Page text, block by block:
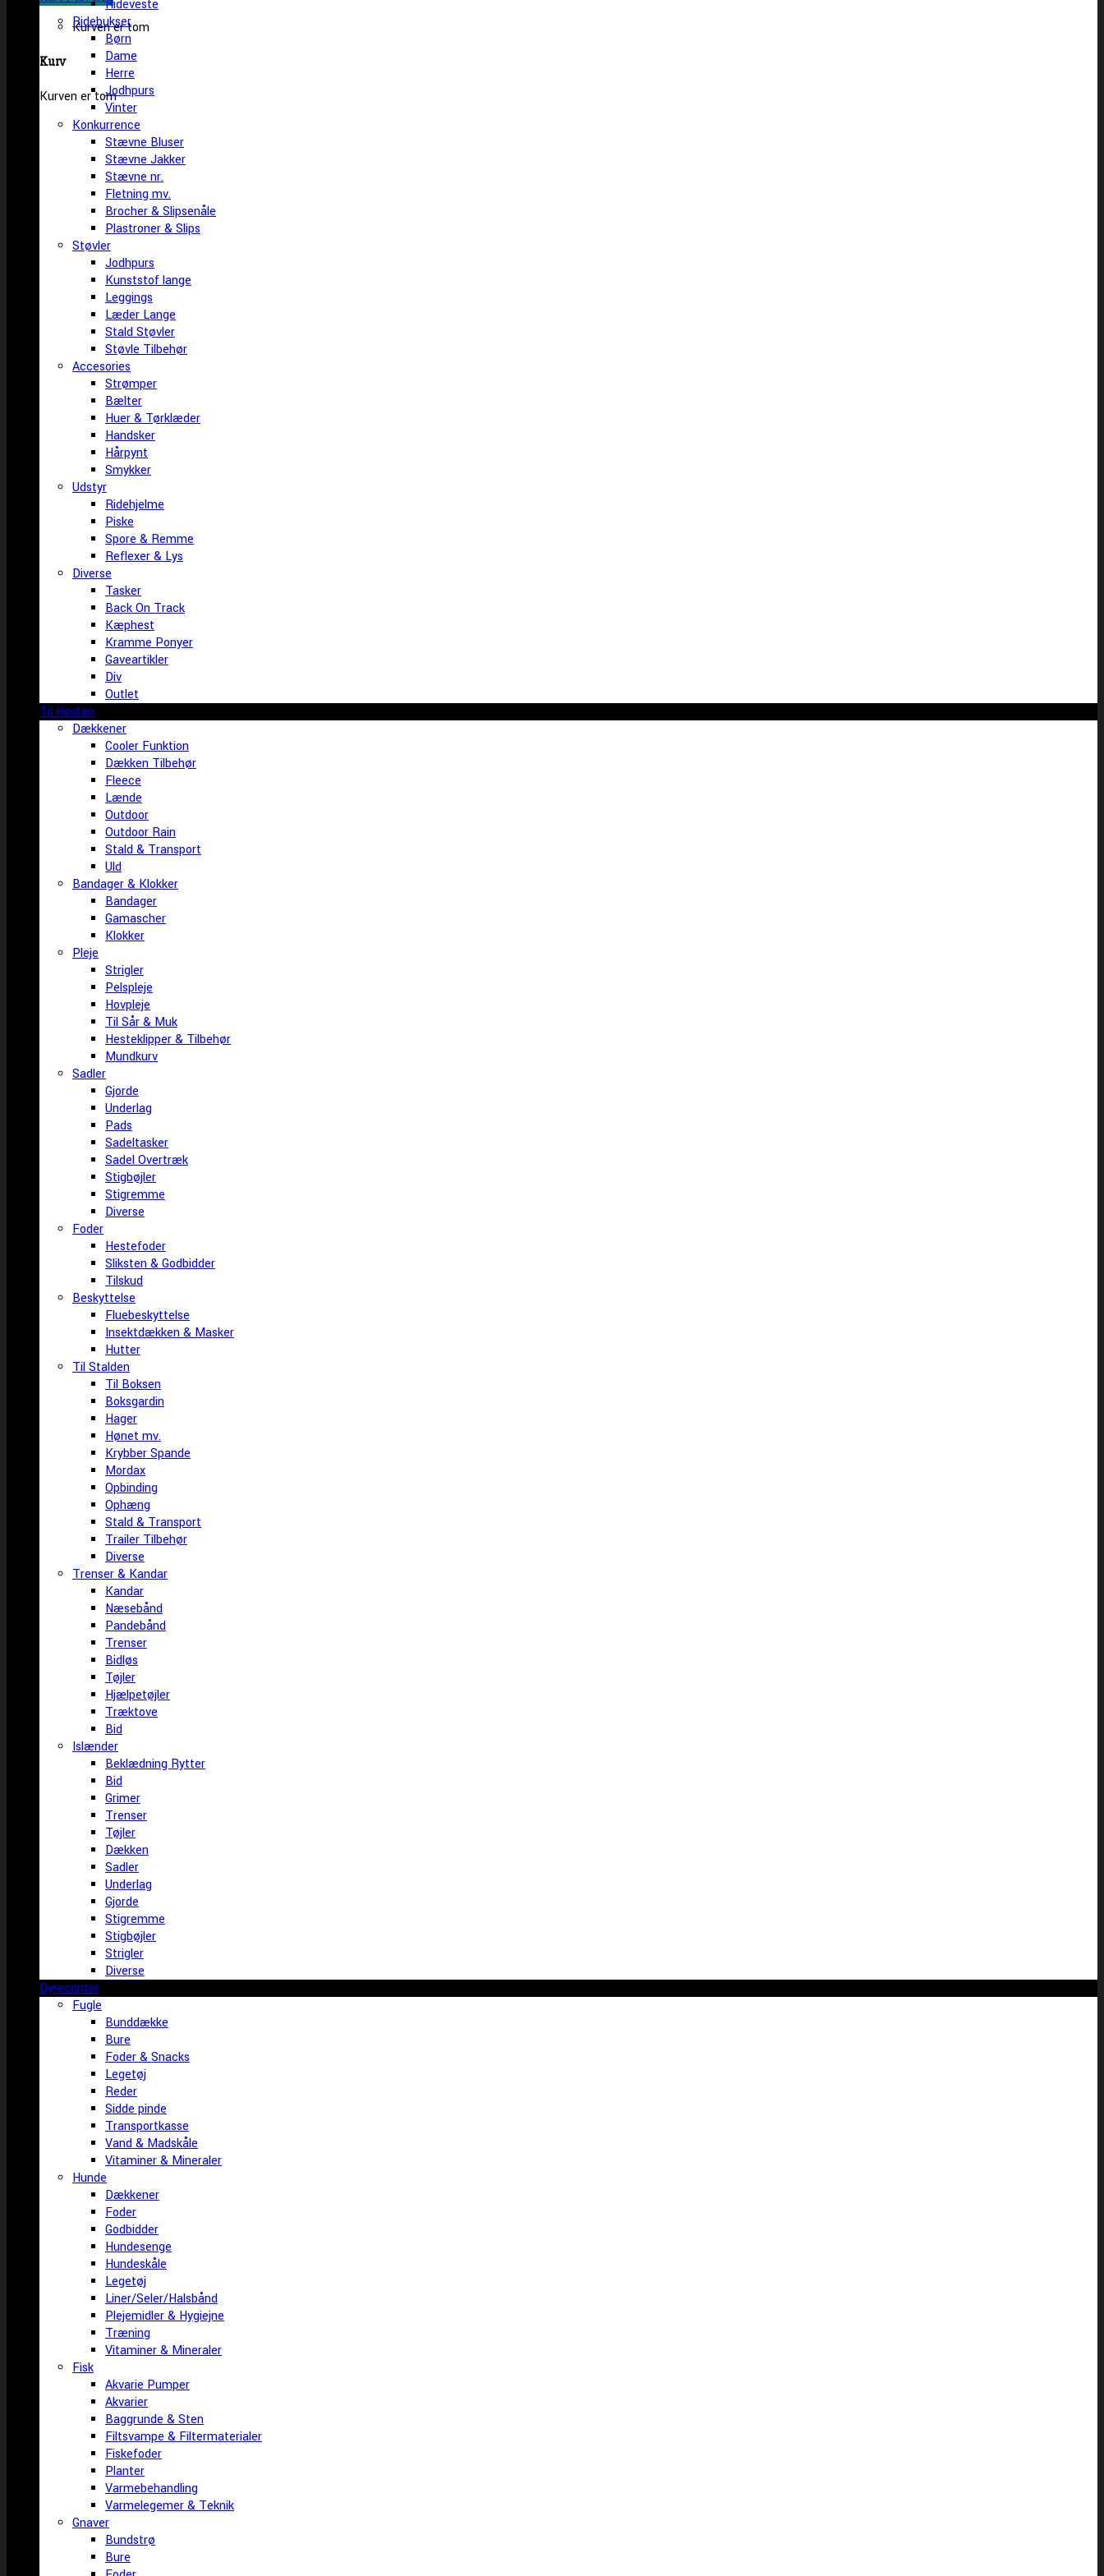
Kurven er tom
Kurv
Kurven er tom
Rideveste
Ridebukser
Børn
Dame
Herre
Jodhpurs
Vinter
Konkurrence
Stævne Bluser
Stævne Jakker
Stævne nr.
Fletning mv.
Brocher & Slipsenåle
Plastroner & Slips
Støvler
Jodhpurs
Kunststof lange
Leggings
Læder Lange
Stald Støvler
Støvle Tilbehør
Accesories
Strømper
Bælter
Huer & Tørklæder
Handsker
Hårpynt
Smykker
Udstyr
Ridehjelme
Piske
Spore & Remme
Reflexer & Lys
Diverse
Tasker
Back On Track
Kæphest
Kramme Ponyer
Gaveartikler
Div
Outlet
Til Hesten
Dækkener
Cooler Funktion
Dækken Tilbehør
Fleece
Lænde
Outdoor
Outdoor Rain
Stald & Transport
Uld
Bandager & Klokker
Bandager
Gamascher
Klokker
Pleje
Strigler
Pelspleje
Hovpleje
Til Sår & Muk
Hesteklipper & Tilbehør
Mundkurv
Sadler
Gjorde
Underlag
Pads
Sadeltasker
Sadel Overtræk
Stigbøjler
Stigremme
Diverse
Foder
Hestefoder
Sliksten & Godbidder
Tilskud
Beskyttelse
Fluebeskyttelse
Insektdækken & Masker
Hutter
Til Stalden
Til Boksen
Boksgardin
Hager
Hønet mv.
Krybber Spande
Mordax
Opbinding
Ophæng
Stald & Transport
Trailer Tilbehør
Diverse
Trenser & Kandar
Kandar
Næsebånd
Pandebånd
Trenser
Bidløs
Tøjler
Hjælpetøjler
Træktove
Bid
Islænder
Beklædning Rytter
Bid
Grimer
Trenser
Tøjler
Dækken
Sadler
Underlag
Gjorde
Stigremme
Stigbøjler
Strigler
Diverse
Dyrecenter
Fugle
Bunddække
Bure
Foder & Snacks
Legetøj
Reder
Sidde pinde
Transportkasse
Vand & Madskåle
Vitaminer & Mineraler
Hunde
Dækkener
Foder
Godbidder
Hundesenge
Hundeskåle
Legetøj
Liner/Seler/Halsbånd
Plejemidler & Hygiejne
Træning
Vitaminer & Mineraler
Fisk
Akvarie Pumper
Akvarier
Baggrunde & Sten
Filtsvampe & Filtermaterialer
Fiskefoder
Planter
Varmebehandling
Varmelegemer & Teknik
Gnaver
Bundstrø
Bure